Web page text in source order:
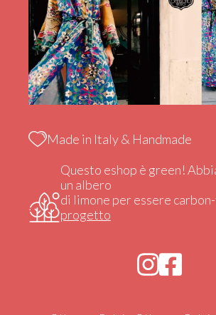
Made in Italy & Handmade
Questo eshop è green!
un albero
di limone per essere
progetto